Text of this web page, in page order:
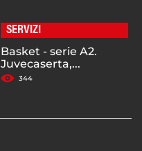
SERVIZI
Basket - serie A2.
Juvecaserta,...
344